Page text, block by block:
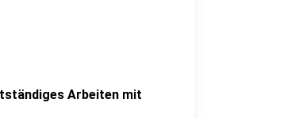
Arbeiten mit